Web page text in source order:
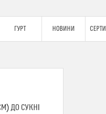
ГУРТ НОВИНИ
ДО СУКНІ